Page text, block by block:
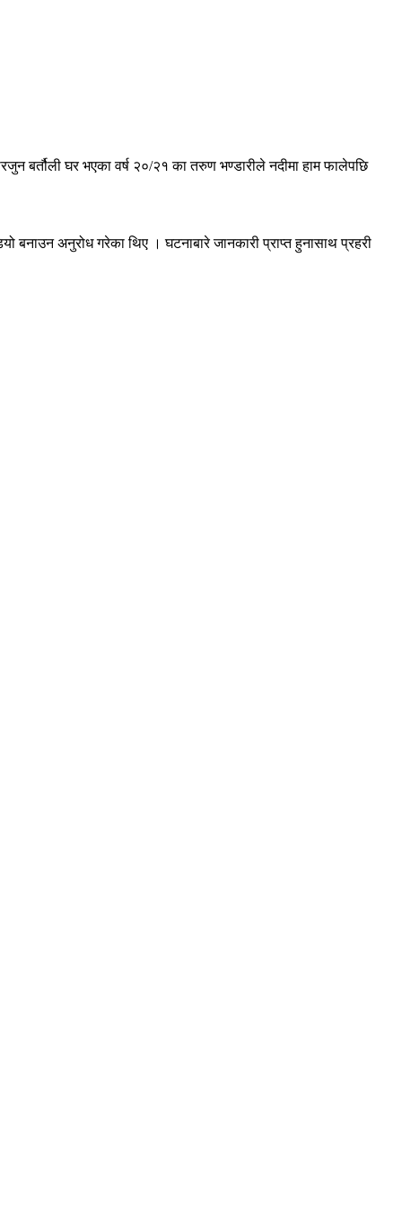
बर्तौली घर भएका वर्ष २०/२१ का तरुण भण्डारीले नदीमा हाम फालेपछि
बनाउन अनुरोध गरेका थिए । घटनाबारे जानकारी प्राप्त हुनासाथ प्रहरी